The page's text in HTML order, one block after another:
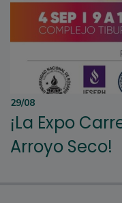
29/08
¡La Expo
Arroyo Seco!